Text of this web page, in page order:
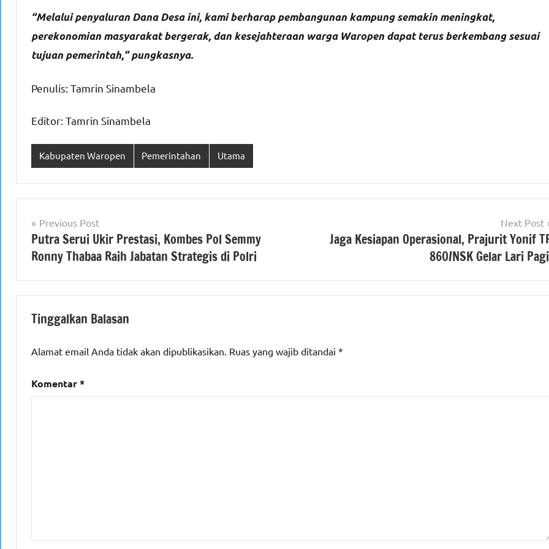
“Melalui penyaluran Dana Desa ini, kami berharap pembangunan kampung semakin meningkat,
perekonomian masyarakat bergerak, dan kesejahteraan warga Waropen dapat terus berkembang sesuai
tujuan pemerintah,” pungkasnya.
Penulis: Tamrin Sinambela
Editor: Tamrin Sinambela
Kabupaten Waropen Pemerintahan Utama
Navigasi
pos
Previous Post
Putra Serui Ukir Prestasi, Kombes Pol Semmy
Ronny Thabaa Raih Jabatan Strategis di Polri
Next Post
Jaga Kesiapan Operasional, Prajurit Yonif
860/NSK Gelar Lari
Tinggalkan Balasan
Alamat email Anda tidak akan dipublikasikan. Ruas yang wajib ditandai *
Komentar*